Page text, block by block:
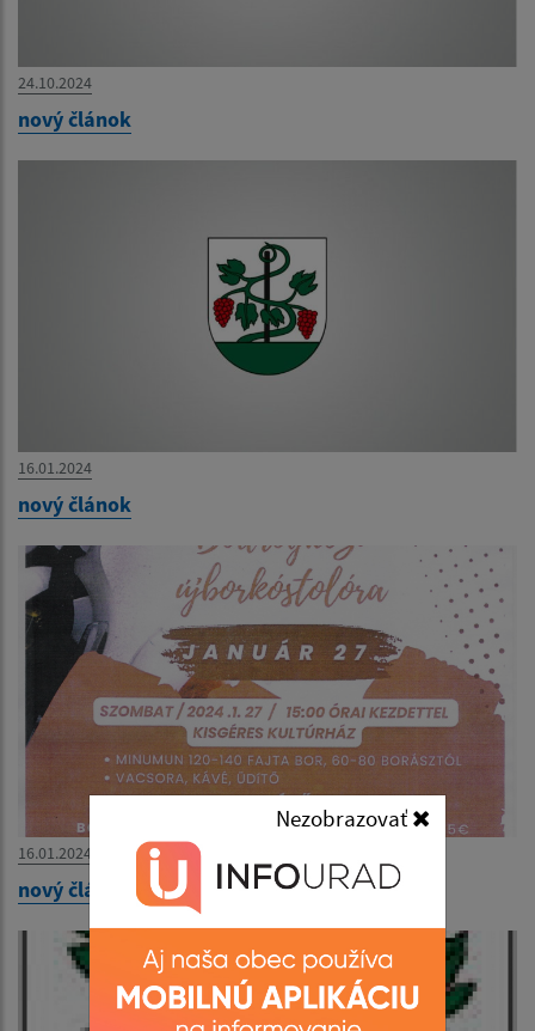
24.10.2024
nový článok
16.01.2024
nový článok
16.01.2024
nový článok
Nezobrazovať